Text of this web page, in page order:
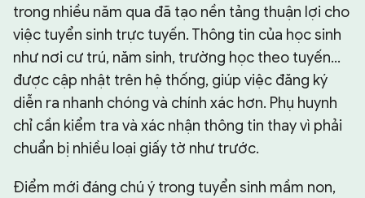
trong nhiều năm qua đã tạo nền tảng thuận lợi cho
việc tuyển sinh trực tuyến. Thông tin của học sinh
như nơi cư trú, năm sinh, trường học theo tuyến…
được cập nhật trên hệ thống, giúp việc đăng ký
diễn ra nhanh chóng và chính xác hơn. Phụ huynh
chỉ cần kiểm tra và xác nhận thông tin thay vì phải
chuẩn bị nhiều loại giấy tờ như trước.
Điểm mới đáng chú ý trong tuyển sinh mầm non,